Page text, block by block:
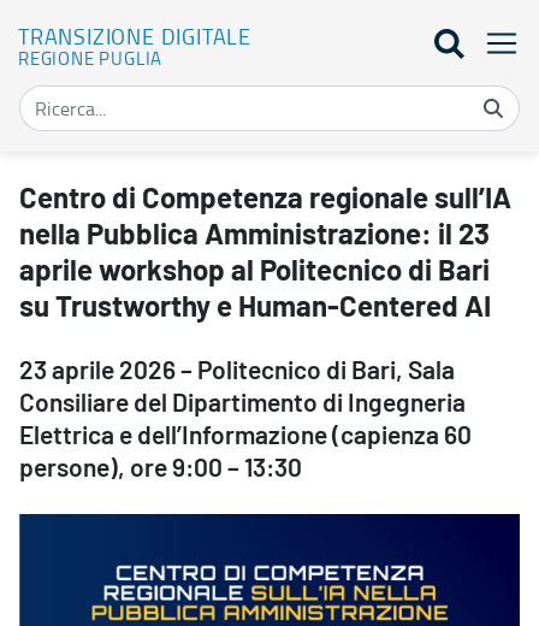
TRANSIZIONE DIGITALE
REGIONE PUGLIA
Centro di Competenza regionale sull’IA nella Pubblica
Centro di Competenza regionale sull’IA
nella Pubblica Amministrazione: il 23
aprile workshop al Politecnico di Bari
su Trustworthy e Human-Centered AI
23 aprile 2026 – Politecnico di Bari, Sala
Consiliare del Dipartimento di Ingegneria
Elettrica e dell’Informazione (capienza 60
persone), ore 9:00 – 13:30